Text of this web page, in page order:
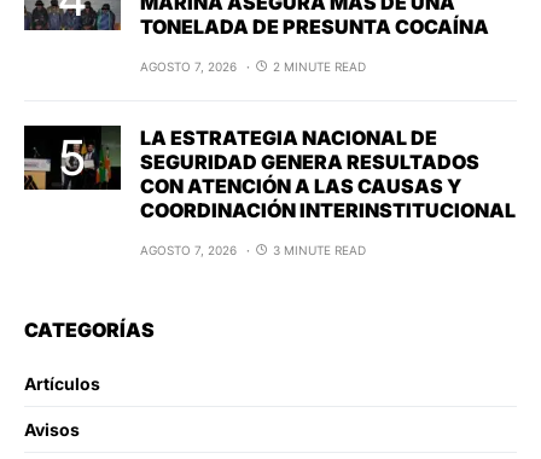
TONELADA DE PRESUNTA COCAÍNA
AGOSTO 7, 2026 2 MINUTE READ
LA ESTRATEGIA NACIONAL DE
SEGURIDAD GENERA RESULTADOS
CON ATENCIÓN A LAS CAUSAS Y
COORDINACIÓN INTERINSTITUCIONAL
AGOSTO 7, 2026 3 MINUTE READ
CATEGORÍAS
Artículos
Avisos